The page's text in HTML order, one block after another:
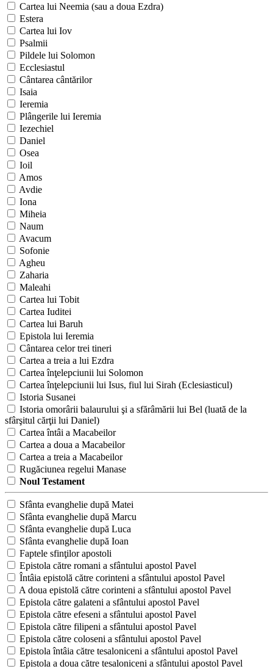
Cartea lui Neemia (sau a doua Ezdra)
Estera
Cartea lui Iov
Psalmii
Pildele lui Solomon
Ecclesiastul
Cântarea cântărilor
Isaia
Ieremia
Plângerile lui Ieremia
Iezechiel
Daniel
Osea
Ioil
Amos
Avdie
Iona
Miheia
Naum
Avacum
Sofonie
Agheu
Zaharia
Maleahi
Cartea lui Tobit
Cartea Iuditei
Cartea lui Baruh
Epistola lui Ieremia
Cântarea celor trei tineri
Cartea a treia a lui Ezdra
Cartea înţelepciunii lui Solomon
Cartea înţelepciunii lui Isus, fiul lui Sirah (Eclesiasticul)
Istoria Susanei
Istoria omorârii balaurului şi a sfărâmării lui Bel (luată de la
sfârşitul cărţii lui Daniel)
Cartea întâi a Macabeilor
Cartea a doua a Macabeilor
Cartea a treia a Macabeilor
Rugăciunea regelui Manase
Noul Testament
Sfânta evanghelie după Matei
Sfânta evanghelie după Marcu
Sfânta evanghelie după Luca
Sfânta evanghelie după Ioan
Faptele sfinţilor apostoli
Epistola către romani a sfântului apostol Pavel
Întâia epistolă către corinteni a sfântului apostol Pavel
A doua epistolă către corinteni a sfântului apostol Pavel
Epistola către galateni a sfântului apostol Pavel
Epistola către efeseni a sfântului apostol Pavel
Epistola către filipeni a sfântului apostol Pavel
Epistola către coloseni a sfântului apostol Pavel
Epistola întâia către tesaloniceni a sfântului apostol Pavel
Epistola a doua către tesaloniceni a sfântului apostol Pavel